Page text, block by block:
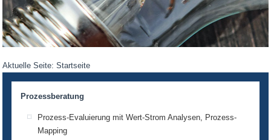
Aktuelle Seite:Startseite
Prozessberatung
Prozess-Evaluierung mit Wert-Strom Analysen, Prozess-
Mapping